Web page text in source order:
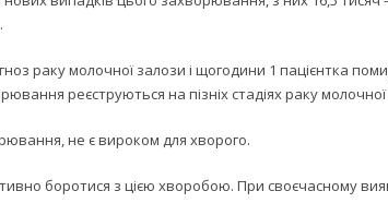
раку молочної залози і щогодини 1 пацієнтка
реєструються на пізніх стадіях раку
не є вироком для хворого.
боротися з цією хворобою. При своєчасному